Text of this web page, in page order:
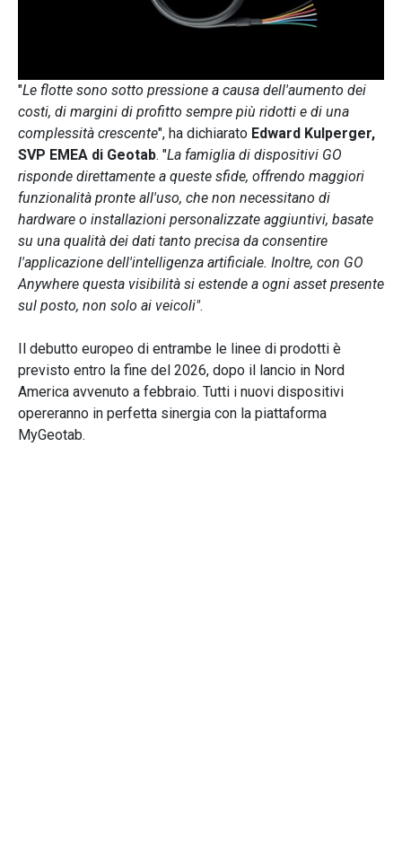
"Le flotte sono sotto pressione a causa dell'aumento dei
costi, di margini di profitto sempre più ridotti e di una
complessità crescente", ha dichiarato Edward Kulperger,
SVP EMEA di Geotab. "La famiglia di dispositivi GO
risponde direttamente a queste sfide, offrendo maggiori
funzionalità pronte all'uso, che non necessitano di
hardware o installazioni personalizzate aggiuntivi, basate
su una qualità dei dati tanto precisa da consentire
l'applicazione dell'intelligenza artificiale. Inoltre, con GO
Anywhere questa visibilità si estende a ogni asset presente
sul posto, non solo ai veicoli".
Il debutto europeo di entrambe le linee di prodotti è
previsto entro la fine del 2026, dopo il lancio in Nord
America avvenuto a febbraio. Tutti i nuovi dispositivi
opereranno in perfetta sinergia con la piattaforma
MyGeotab.